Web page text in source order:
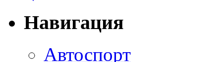
Навигация
Автоспорт